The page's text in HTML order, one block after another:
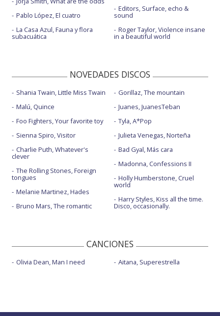
Pablo López, El cuatro
La Casa Azul, Fauna y flora
subacuática
Editors, Surface, echo &
sound
Roger Taylor, Violence insane
in a beautiful world
NOVEDADES DISCOS
Shania Twain, Little Miss Twain
Malú, Quince
Foo Fighters, Your favorite toy
Sienna Spiro, Visitor
Charlie Puth, Whatever's
clever
The Rolling Stones, Foreign
tongues
Melanie Martinez, Hades
Bruno Mars, The romantic
Gorillaz, The mountain
Juanes, JuanesTeban
Tyla, A*Pop
Julieta Venegas, Norteña
Bad Gyal, Más cara
Madonna, Confessions II
Holly Humberstone, Cruel
world
Harry Styles, Kiss all the time.
Disco, occasionally.
CANCIONES
Olivia Dean, Man I need Aitana, Superestrella